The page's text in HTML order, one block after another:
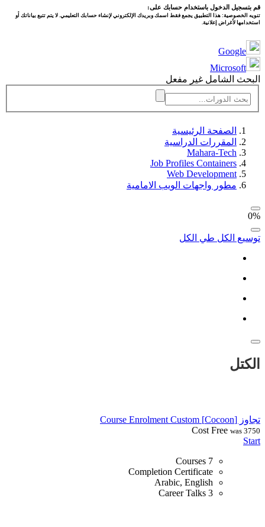
قم بتسجيل الدخول باستخدام حسابك على:
تنويه الخصوصية: هذا التطبيق يجمع فقط اسمك وبريدك الإلكتروني لإنشاء حسابك التعليمي. لا يتم تتبع بياناتك أو
استخدامها لأغراض إعلانية.
Google
Microsoft
البحث الشامل غير مفعل
الصفحة الرئيسية
المقررات الدراسية
Mahara-Tech
Job Profiles Containers
Web Development
مطور واجهات الويب الامامية
0%
توسيع الكل طي الكل
الكتل
تجاوز [Cocoon] Course Enrolment Custom
Cost Free was 3750
Start
7 Courses
Completion Certificate
Arabic, English
3 Career Talks